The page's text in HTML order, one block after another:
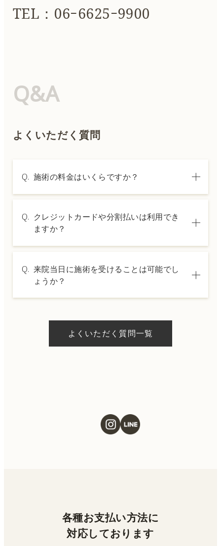
TEL：06ｰ6625ｰ9900
Q&A
よくいただく質問
Q. 施術の料金はいくらですか？
は料金表ページをご確認いただくか、カウン
セリングでご案内いたします。
Q. クレジットカードや分割払いは利用でき
ますか？
した分割払いも可能です。詳細は受付スタッ
フにお問い合わせください。
Q. 来院当日に施術を受けることは可能でし
ょうか？
ただける施術もございます。当日の施術をご
希望の場合は、ご予約の際にお気軽にご相談
よくいただく質問一覧
各種お支払い方法に
対応しております